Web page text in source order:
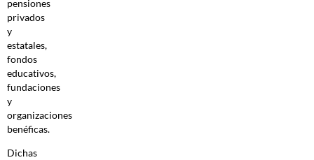
pensiones
privados
y
estatales,
fondos
educativos,
fundaciones
y
organizaciones
benéficas.
Dichas